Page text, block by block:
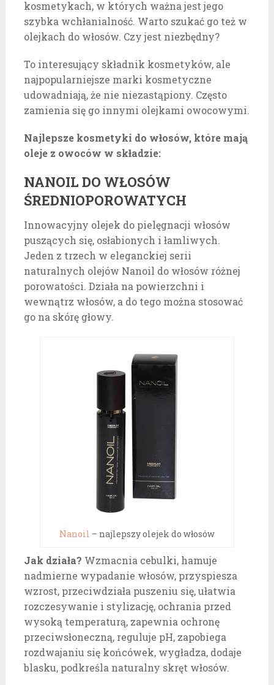
kosmetykach, w których ważna jest jego
szybka wchłanialność. Warto szukać go też w
olejkach do włosów. Czy jest niezbędny?
To interesujący składnik kosmetyków, ale
najpopularniejsze marki kosmetyczne
udowadniają, że nie niezastąpiony. Często
zamienia się go innymi olejkami owocowymi.
Najlepsze kosmetyki do włosów, które mają
oleje z owoców w składzie:
NANOIL DO WŁOSÓW
ŚREDNIOPOROWATYCH
Innowacyjny olejek do pielęgnacji włosów
puszących się, osłabionych i łamliwych.
Jeden z trzech w eleganckiej serii
naturalnych olejów Nanoil do włosów różnej
porowatości. Działa na powierzchni i
wewnątrz włosów, a do tego można stosować
go na skórę głowy.
Nanoil – najlepszy olejek do włosów
Jak działa? Wzmacnia cebulki, hamuje
nadmierne wypadanie włosów, przyspiesza
wzrost, przeciwdziała puszeniu się, ułatwia
rozczesywanie i stylizację, ochrania przed
wysoką temperaturą, zapewnia ochronę
przeciwsłoneczną, reguluje pH, zapobiega
rozdwajaniu się końcówek, wygładza, dodaje
blasku, podkreśla naturalny skręt włosów.